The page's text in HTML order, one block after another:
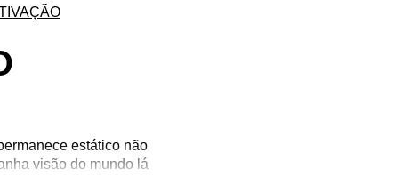
estático não
visão do mundo lá